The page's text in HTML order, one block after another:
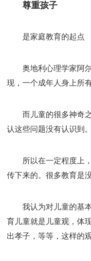
尊重孩子
是家庭教育的起点
奥地利心理学家阿
现，一个成年人身上所
而儿童的很多神奇
认这些问题没有认识到。
所以在一定程度上
传下来的。很多教育是
我认为对儿童的基
育儿童就是儿童观，体
出孝子，等等，这样的